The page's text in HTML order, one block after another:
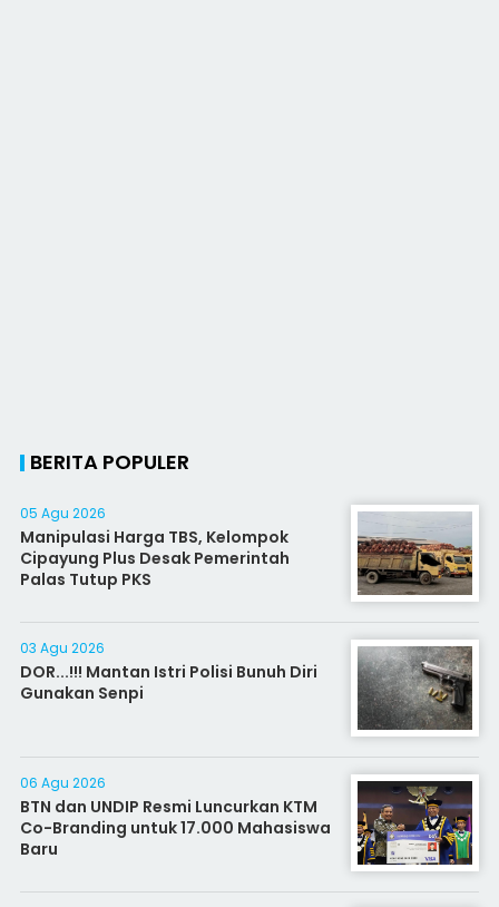
BERITA POPULER
05 Agu 2026
Manipulasi Harga TBS, Kelompok
Cipayung Plus Desak Pemerintah
Palas Tutup PKS
03 Agu 2026
DOR...!!! Mantan Istri Polisi Bunuh Diri
Gunakan Senpi
06 Agu 2026
BTN dan UNDIP Resmi Luncurkan KTM
Co-Branding untuk 17.000 Mahasiswa
Baru